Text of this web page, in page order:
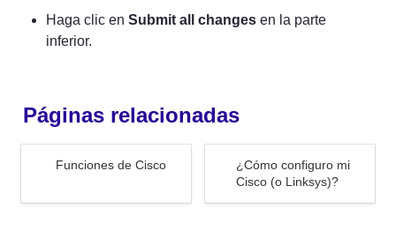
Haga clic en Submit all changes en la parte
inferior.
Páginas relacionadas
Funciones de Cisco
(o Linksys)?
¿Cómo configuro mi
Cisco (o Linksys)?